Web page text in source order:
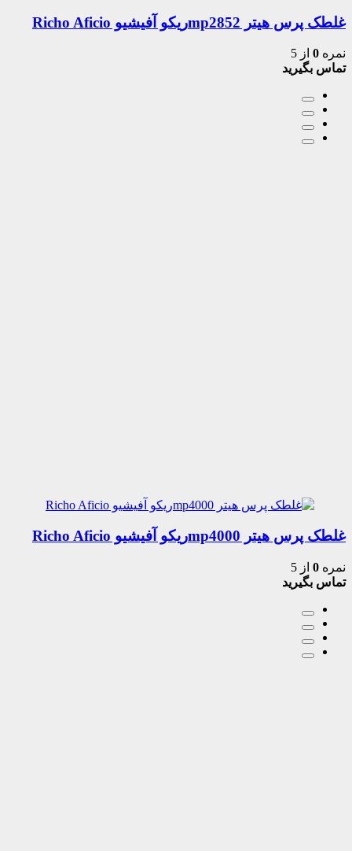
غلطک پرس هیتر mp2852ریکو آفیشیو Richo Aficio
نمره 0 از 5
تماس بگیرید
غلطک پرس هیتر mp4000ریکو آفیشیو Richo Aficio
نمره 0 از 5
تماس بگیرید